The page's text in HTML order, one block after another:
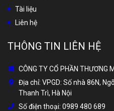
Tài liệu
Liên hệ
THÔNG TIN LIÊN HỆ
CÔNG TY CỔ PHẦN THƯƠNG
Địa chỉ: VPGD: Số nhà 86N,
Thanh Trì, Hà Nội
Số điện thoại: 0989 480 689